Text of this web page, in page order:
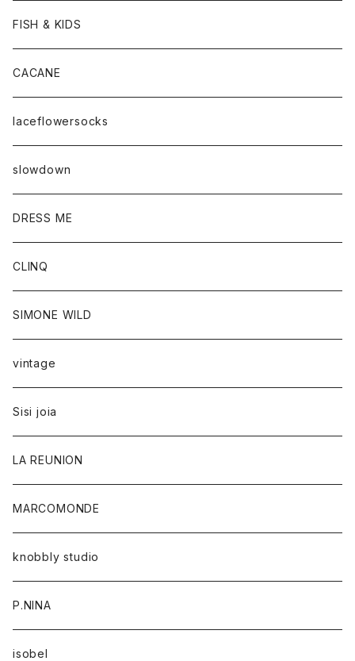
FISH & KIDS
CACANE
laceflowersocks
slowdown
DRESS ME
CLINQ
SIMONE WILD
vintage
Sisi joia
LA REUNION
MARCOMONDE
knobbly studio
P.NINA
isobel